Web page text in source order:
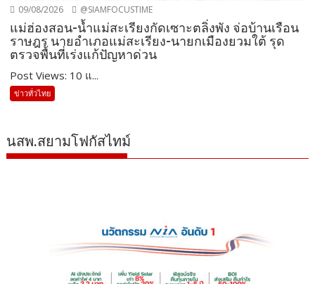
09/08/2026 @SIAMFOCUSTIME
แม่ฮ่องสอน-น้ำแม่สะเรียงกัดเซาะตลิ่งพัง จ่อบ้านเรือน
ราษฎร นายอำเภอแม่สะเรียง-นายกเมืองยวมใต้ รุด
ตรวจพื้นที่เร่งแก้ปัญหาด่วน
Post Views: 10 แ...
ข่าวทั่วไทย
นสพ.สยามโฟกัสไทม์